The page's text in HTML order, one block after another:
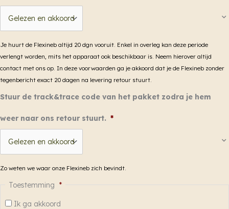
Je huurt de Flexineb altijd 20 dgn vooruit. Enkel in overleg kan deze periode
verlengt worden, mits het apparaat ook beschikbaar is. Neem hierover altijd
contact met ons op. In deze voorwaarden ga je akkoord dat je de Flexineb zonder
tegenbericht exact 20 dagen na levering retour stuurt.
Stuur de track&trace code van het pakket zodra je hem
weer naar ons retour stuurt. *
Zo weten we waar onze Flexineb zich bevindt.
Toestemming *
Ik ga akkoord